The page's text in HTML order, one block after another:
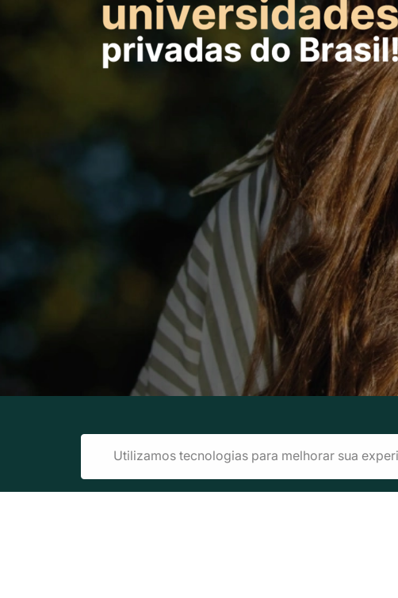
Utilizamos tecnologias para melhorar sua